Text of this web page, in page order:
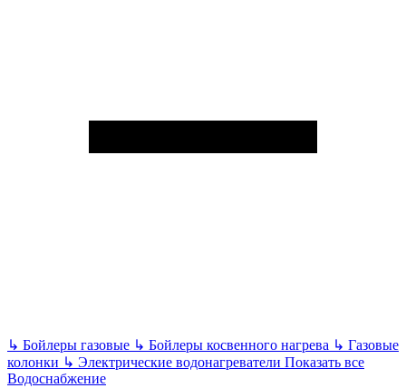
↳ Бойлеры газовые ↳ Бойлеры косвенного нагрева ↳ Газовые
колонки ↳ Электрические водонагреватели Показать все
Водоснабжение